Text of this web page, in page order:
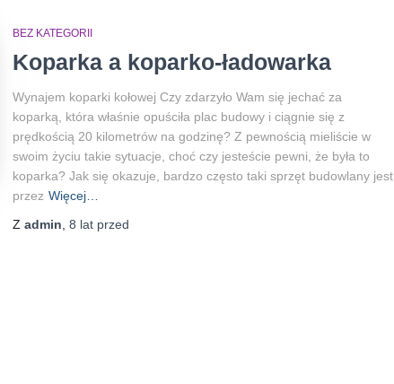
BEZ KATEGORII
Koparka a koparko-ładowarka
Wynajem koparki kołowej Czy zdarzyło Wam się jechać za
koparką, która właśnie opuściła plac budowy i ciągnie się z
prędkością 20 kilometrów na godzinę? Z pewnością mieliście w
swoim życiu takie sytuacje, choć czy jesteście pewni, że była to
koparka? Jak się okazuje, bardzo często taki sprzęt budowlany jest
przez Więcej…
Z admin 8 lat przed